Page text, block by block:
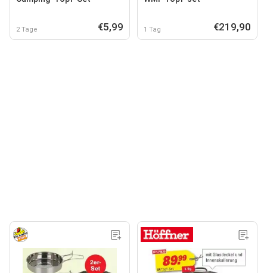
2 Tage €5,99 1 Tag €219,90